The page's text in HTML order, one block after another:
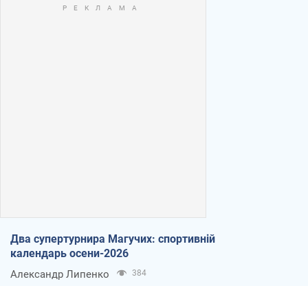
Два супертурнира Магучих: спортивній
календарь осени-2026
Александр Липенко 384